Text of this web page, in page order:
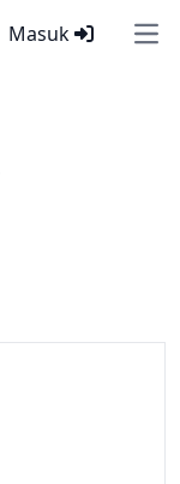
Masuk